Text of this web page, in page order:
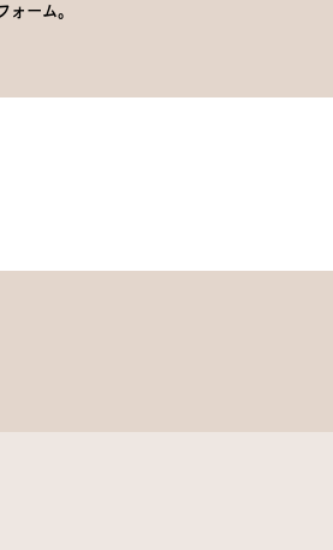
ォーム。